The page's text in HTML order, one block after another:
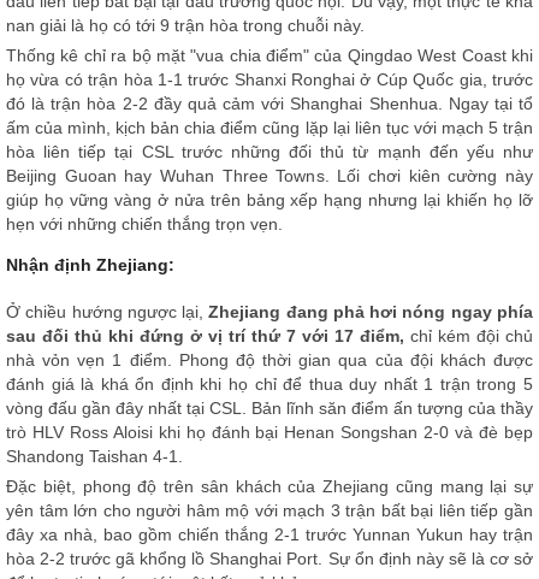
nan giải là họ có tới 9 trận hòa trong chuỗi này.
Thống kê chỉ ra bộ mặt "vua chia điểm" của Qingdao West Coast khi
họ vừa có trận hòa 1-1 trước Shanxi Ronghai ở Cúp Quốc gia, trước
đó là trận hòa 2-2 đầy quả cảm với Shanghai Shenhua. Ngay tại tổ
ấm của mình, kịch bản chia điểm cũng lặp lại liên tục với mạch 5 trận
hòa liên tiếp tại CSL trước những đối thủ từ mạnh đến yếu như
Beijing Guoan hay Wuhan Three Towns. Lối chơi kiên cường này
giúp họ vững vàng ở nửa trên bảng xếp hạng nhưng lại khiến họ lỡ
hẹn với những chiến thắng trọn vẹn.
Nhận định Zhejiang:
Ở chiều hướng ngược lại, Zhejiang đang phả hơi nóng ngay phía
sau đối thủ khi đứng ở vị trí thứ 7 với 17 điểm, chỉ kém đội chủ
nhà vỏn vẹn 1 điểm. Phong độ thời gian qua của đội khách được
đánh giá là khá ổn định khi họ chỉ để thua duy nhất 1 trận trong 5
vòng đấu gần đây nhất tại CSL. Bản lĩnh săn điểm ấn tượng của thầy
trò HLV Ross Aloisi khi họ đánh bại Henan Songshan 2-0 và đè bẹp
Shandong Taishan 4-1.
Đặc biệt, phong độ trên sân khách của Zhejiang cũng mang lại sự
yên tâm lớn cho người hâm mộ với mạch 3 trận bất bại liên tiếp gần
đây xa nhà, bao gồm chiến thắng 2-1 trước Yunnan Yukun hay trận
hòa 2-2 trước gã khổng lồ Shanghai Port. Sự ổn định này sẽ là cơ sở